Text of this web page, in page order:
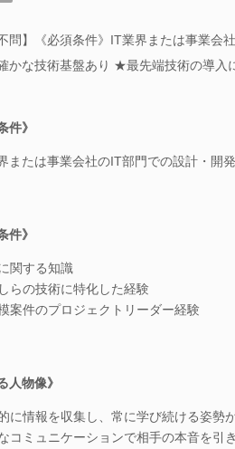
不問】《必須条件》IT業界または事業会
かな技術基盤あり ★最先端技術の導入
件》
または事業会社のIT部門での設計・開
件》
関する知識
らの技術に特化した経験
案件のプロジェクトリーダー経験
人物像》
に情報を収集し、常に学び続ける姿勢
コミュニケーションで相手の本音を引